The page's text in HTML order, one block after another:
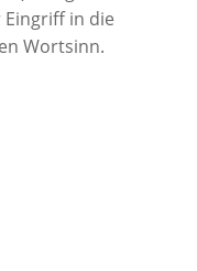
Eingriff in die
Wortsinn.